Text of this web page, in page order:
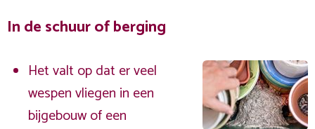
In de schuur of berging
Het valt op dat er veel
wespen vliegen in een
bijgebouw of een